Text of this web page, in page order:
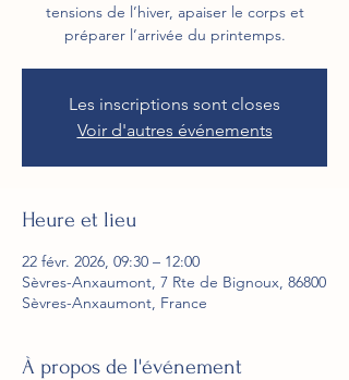
tensions de l’hiver, apaiser le corps et
préparer l’arrivée du printemps.
Les inscriptions sont closes
Voir d'autres événements
Heure et lieu
22 févr. 2026, 09:30 – 12:00
Sèvres-Anxaumont, 7 Rte de Bignoux, 86800
Sèvres-Anxaumont, France
À propos de l'événement